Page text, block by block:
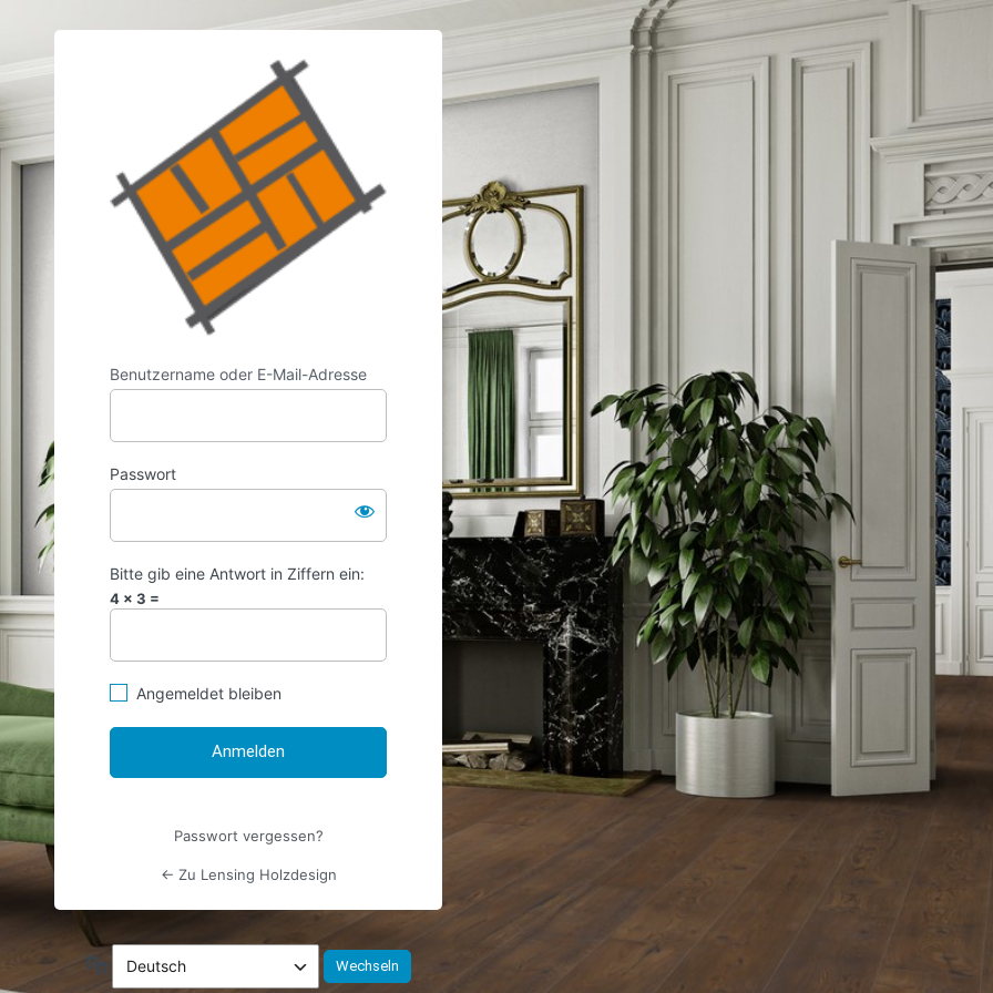
https://www.lensing-holzdesign.de
Benutzername oder E-Mail-Adresse
Passwort
Bitte gib eine Antwort in Ziffern ein:
4 × 3 =
Angemeldet bleiben
Passwort vergessen?
← Zu Lensing Holzdesign
Sprache